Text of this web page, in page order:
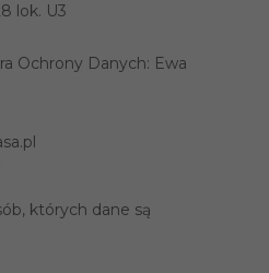
lok. U3
Ochrony Danych: Ewa
których dane są